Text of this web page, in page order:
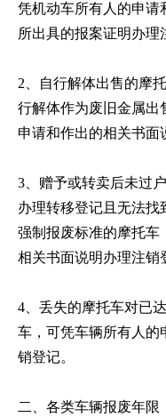
凭机动车所有人的申请
所出具的报案证明办理
2、自行解体出售的摩
行解体作为废旧金属出
申请和作出的相关书面
3、赠予或转卖后未过
办理转移登记且无法找
强制报废标准的摩托车
相关书面说明办理注销
4、丢失的摩托车对已
车，可凭车辆所有人的
销登记。
二、各类车辆报废年限